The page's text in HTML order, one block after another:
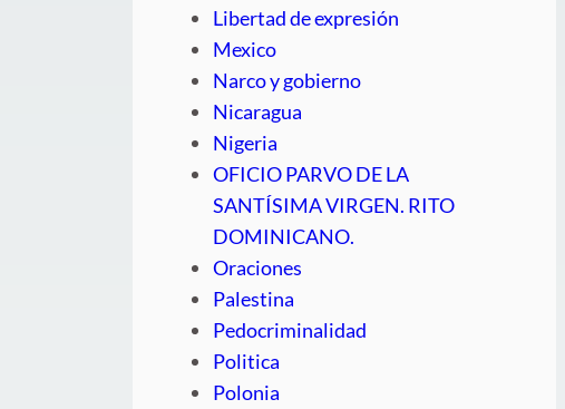
Libertad de expresión
Mexico
Narco y gobierno
Nicaragua
Nigeria
OFICIO PARVO DE LA
SANTÍSIMA VIRGEN. RITO
DOMINICANO.
Oraciones
Palestina
Pedocriminalidad
Politica
Polonia